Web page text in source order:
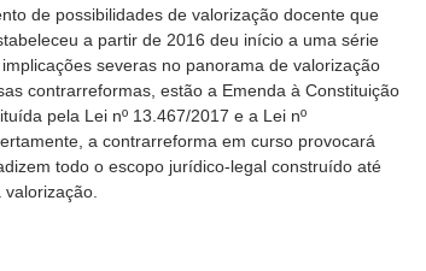
de possibilidades de valorização docente que
a partir de 2016 deu início a uma série
severas no panorama de valorização
contrarreformas, estão a Emenda à Constituição
pela Lei nº 13.467/2017 e a Lei nº
a contrarreforma em curso provocará
todo o escopo jurídico-legal construído até